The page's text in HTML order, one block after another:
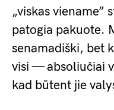
„viskas viename”
patogia pakuote.
senamadiški, bet
visi — absoliučiai
kad būtent jie